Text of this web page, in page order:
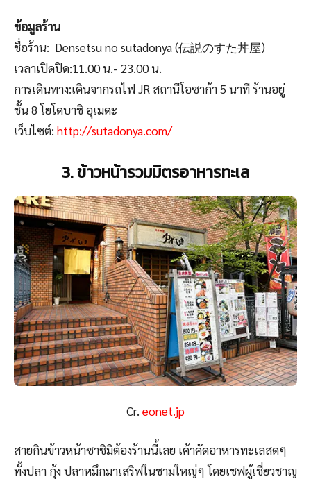
ข้อมูลร้าน
ชื่อร้าน: Densetsu no sutadonya (伝説のすた丼屋)
เวลาเปิดปิด:11.00 น.- 23.00 น.
การเดินทาง:เดินจากรถไฟ JR สถานีโอซาก้า 5 นาที ร้านอยู่
ชั้น 8 โยโดบาชิ อุเมดะ
เว็บไซต์: http://sutadonya.com/
3. ข้าวหน้ารวมมิตรอาหารทะเล
Cr. eonet.jp
สายกินข้าวหน้าซาชิมิต้องร้านนี้เลย เค้าคัดอาหารทะเลสดๆ
ทั้งปลา กุ้ง ปลาหมึกมาเสริฟในชามใหญ่ๆ โดยเชฟผู้เชี่ยวชาญ